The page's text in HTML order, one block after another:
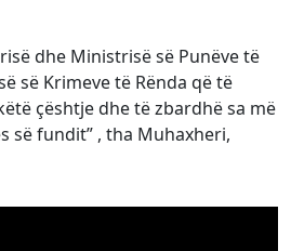
dhe Ministrisë së Punëve të
së Krimeve të Rënda që të
çështje dhe të zbardhë sa më
së fundit” , tha Muhaxheri,